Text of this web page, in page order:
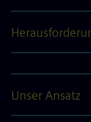
Unser Ansatz